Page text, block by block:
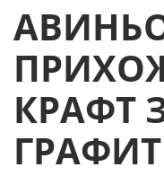
КРАФТ